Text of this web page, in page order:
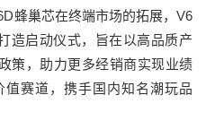
蜂巢芯在终端市场的拓展，V6
造启动仪式，旨在以高品质产
策，助力更多经销商实现业绩
赛道，携手国内知名潮玩品